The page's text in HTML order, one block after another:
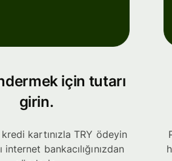
için tutarı
girin.
kartınızla TRY ödeyin
internet bankacılığınızdan